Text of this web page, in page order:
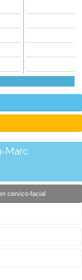
Marc
cervico-facial